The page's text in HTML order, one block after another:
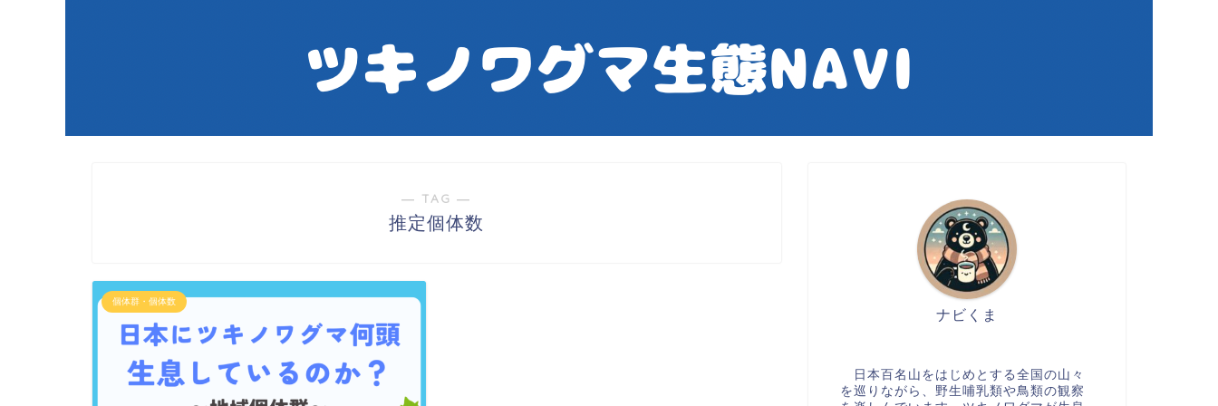
― TAG ―
推定個体数
個体群・個体数
ナビくま
日本百名山をはじめとする全国の山々
を巡りながら、野生哺乳類や鳥類の観察